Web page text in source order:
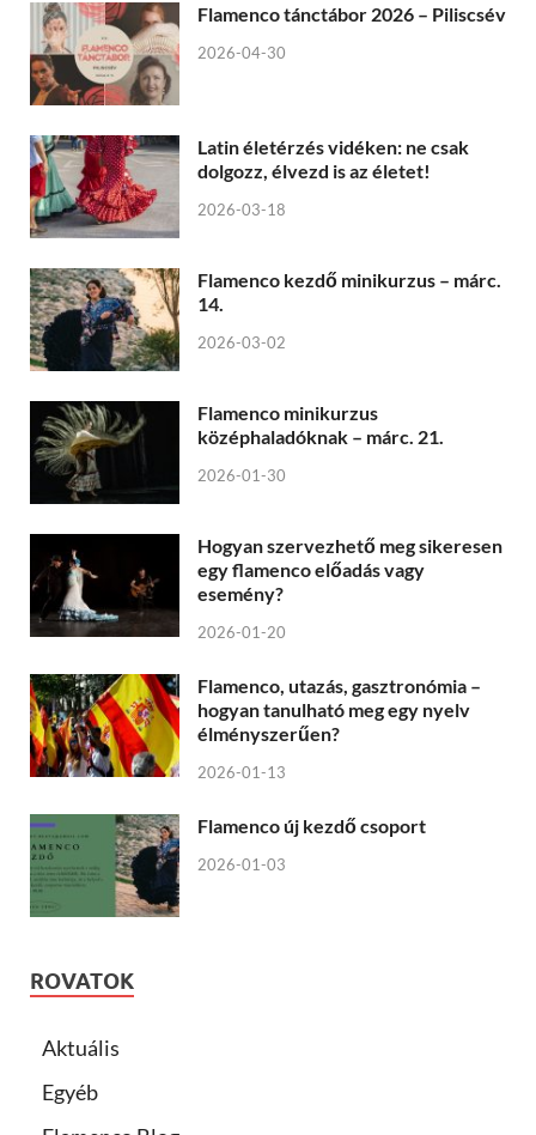
Flamenco tánctábor 2026 – Piliscsév
2026-04-30
Latin életérzés vidéken: ne csak
dolgozz, élvezd is az életet!
2026-03-18
Flamenco kezdő minikurzus – márc.
14.
2026-03-02
Flamenco minikurzus
középhaladóknak – márc. 21.
2026-01-30
Hogyan szervezhető meg sikeresen
egy flamenco előadás vagy
esemény?
2026-01-20
Flamenco, utazás, gasztronómia –
hogyan tanulható meg egy nyelv
élményszerűen?
2026-01-13
Flamenco új kezdő csoport
2026-01-03
ROVATOK
Aktuális
Egyéb